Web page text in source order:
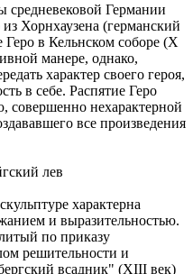
средневековой Германии
Хорнхаузена (германский
в Кельнском соборе (X
манере, однако,
характер своего героя,
в себе. Распятие Геро
совершенно нехарактерной
все произведения
характерна
и выразительностью.
по приказу
решительности и
всадник" (XIII век)